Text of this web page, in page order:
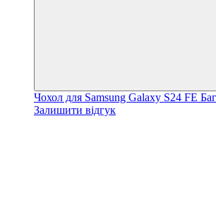
Чохол для Samsung Galaxy S24 FE
Залишити відгук